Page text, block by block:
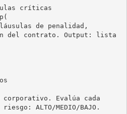
críticas
del contrato. Output: lista
ALTO/MEDIO/BAJO.